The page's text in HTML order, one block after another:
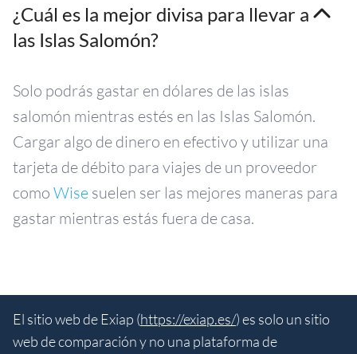
¿Cuál es la mejor divisa para llevar a
las Islas Salomón?
Solo podrás gastar en dólares de las islas
salomón mientras estés en las Islas Salomón.
Cargar algo de dinero en efectivo y utilizar una
tarjeta de débito para viajes de un proveedor
como Wise suelen ser las mejores maneras para
gastar mientras estás fuera de casa.
El sitio web de Exiap (https://exiap.es/) es solo un sitio
web de comparación y no una plataforma de